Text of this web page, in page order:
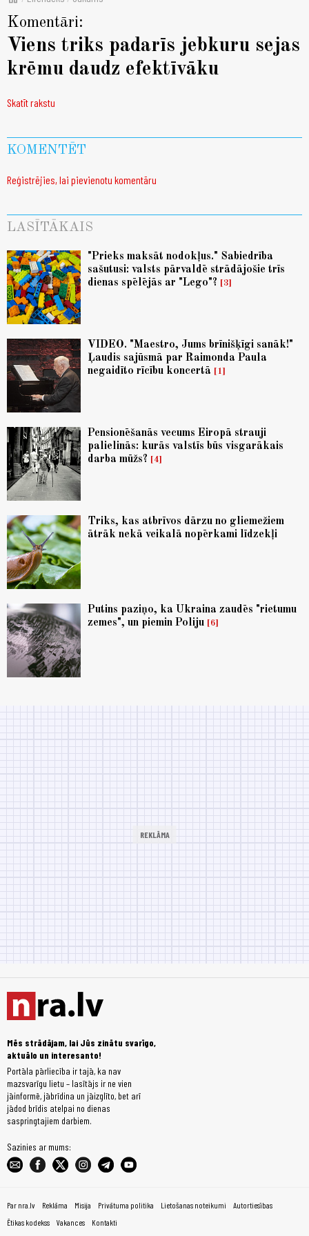
Komentāri:
Viens triks padarīs jebkuru sejas
krēmu daudz efektīvāku
Skatīt rakstu
KOMENTĒT
Reģistrējies, lai pievienotu komentāru
LASĪTĀKAIS
"Prieks maksāt nodokļus." Sabiedrība
sašutusi: valsts pārvaldē strādājošie trīs
dienas spēlējās ar "Lego"?
3
VIDEO. "Maestro, Jums brīnišķīgi sanāk!"
Ļaudis sajūsmā par Raimonda Paula
negaidīto rīcību koncertā
1
Pensionēšanās vecums Eiropā strauji
palielinās: kurās valstīs būs visgarākais
darba mūžs?
4
Triks, kas atbrīvos dārzu no gliemežiem
ātrāk nekā veikalā nopērkami līdzekļi
Putins paziņo, ka Ukraina zaudēs "rietumu
zemes", un piemin Poliju
6
Mēs strādājam, lai Jūs zinātu svarīgo,
aktuālo un interesanto!
Portāla pārliecība ir tajā, ka nav
mazsvarīgu lietu – lasītājs ir ne vien
jāinformē, jābrīdina un jāizglīto, bet arī
jādod brīdis atelpai no dienas
saspringtajiem darbiem.
Sazinies ar mums:
Par nra.lv Reklāma Misija Privātuma politika Lietošanas noteikumi
Autortiesības
Ētikas kodekss
Vakances Kontakti